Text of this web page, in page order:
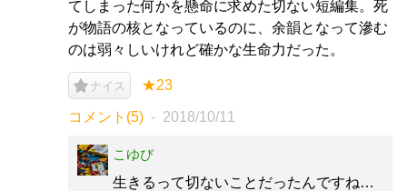
てしまった何かを懸命に求めた切ない短編集。死
が物語の核となっているのに、余韻となって滲む
のは弱々しいけれど確かな生命力だった。
ナイス ★23
コメント(5) 2018/10/11
こゆび
生きるって切ないことだったんですね…